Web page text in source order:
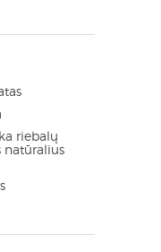
riebalų
natūralius